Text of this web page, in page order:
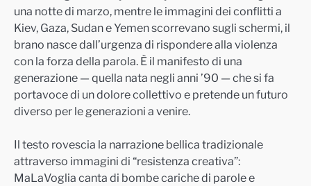
una notte di marzo, mentre le immagini dei conflitti a
Kiev, Gaza, Sudan e Yemen scorrevano sugli schermi, il
brano nasce dall’urgenza di rispondere alla violenza
con la forza della parola. È il manifesto di una
generazione — quella nata negli anni ’90 — che si fa
portavoce di un dolore collettivo e pretende un futuro
diverso per le generazioni a venire.
Il testo rovescia la narrazione bellica tradizionale
attraverso immagini di “resistenza creativa”:
MaLaVoglia canta di bombe cariche di parole e